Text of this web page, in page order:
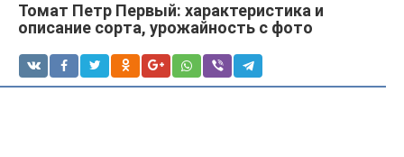
Томат Петр Первый: характеристика и
описание сорта, урожайность с фото